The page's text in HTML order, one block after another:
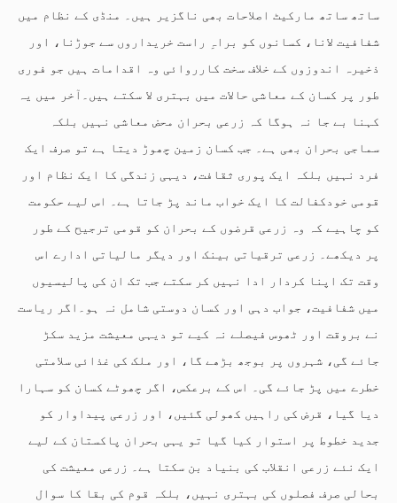
ساتھ ساتھ مارکیٹ اصلاحات بھی ناگزیر ہیں۔ منڈی کے نظام میں
شفافیت لانا، کسانوں کو براہِ راست خریداروں سے جوڑنا، اور
ذخیرہ اندوزوں کے خلاف سخت کارروائی وہ اقدامات ہیں جو فوری
طور پر کسان کے معاشی حالات میں بہتری لا سکتے ہیں۔آخر میں یہ
کہنا بے جا نہ ہوگا کہ زرعی بحران محض معاشی نہیں بلکہ
سماجی بحران بھی ہے۔ جب کسان زمین چھوڑ دیتا ہے تو صرف ایک
فرد نہیں بلکہ ایک پوری ثقافت، دیہی زندگی کا ایک نظام اور
قومی خودکفالت کا ایک خواب ماند پڑ جاتا ہے۔ اس لیے حکومت
کو چاہیے کہ وہ زرعی قرضوں کے بحران کو قومی ترجیح کے طور
پر دیکھے۔ زرعی ترقیاتی بینک اور دیگر مالیاتی ادارے اس
وقت تک اپنا کردار ادا نہیں کر سکتے جب تک ان کی پالیسیوں
میں شفافیت، جواب دہی اور کسان دوستی شامل نہ ہو۔اگر ریاست
نے بروقت اور ٹھوس فیصلے نہ کیے تو دیہی معیشت مزید سکڑ
جائے گی، شہروں پر بوجھ بڑھے گا، اور ملک کی غذائی سلامتی
خطرے میں پڑ جائے گی۔ اس کے برعکس، اگر چھوٹے کسان کو سہارا
دیا گیا، قرض کی راہیں کھولی گئیں، اور زرعی پیداوار کو
جدید خطوط پر استوار کیا گیا تو یہی بحران پاکستان کے لیے
ایک نئے زرعی انقلاب کی بنیاد بن سکتا ہے۔ زرعی معیشت کی
بحالی صرف فصلوں کی بہتری نہیں، بلکہ قوم کی بقا کا سوال